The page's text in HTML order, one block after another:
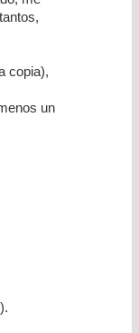
copia),
un